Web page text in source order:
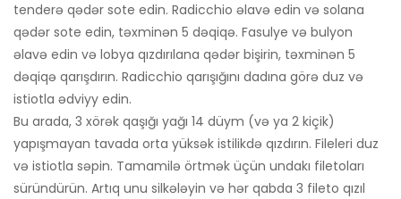
tenderə qədər sote edin. Radicchio əlavə edin və solana
qədər sote edin, təxminən 5 dəqiqə. Fasulye və bulyon
əlavə edin və lobya qızdırılana qədər bişirin, təxminən 5
dəqiqə qarışdırın. Radicchio qarışığını dadına görə duz və
istiotla ədviyy edin.
Bu arada, 3 xörək qaşığı yağı 14 düym (və ya 2 kiçik)
yapışmayan tavada orta yüksək istilikdə qızdırın. Fileleri duz
və istiotla səpin. Tamamilə örtmək üçün undakı filetoları
süründürün. Artıq unu silkələyin və hər qabda 3 fileto qızıl